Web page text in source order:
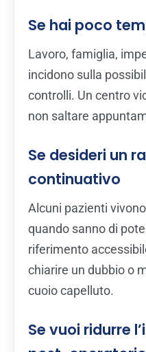
Se hai poco
Lavoro, famiglia,
incidono sulla
controlli. Un centro
non saltare
Se desideri un
continuativo
Alcuni pazienti
quando sanno di
riferimento
chiarire un dubbio o
cuoio capelluto.
Se vuoi ridurre